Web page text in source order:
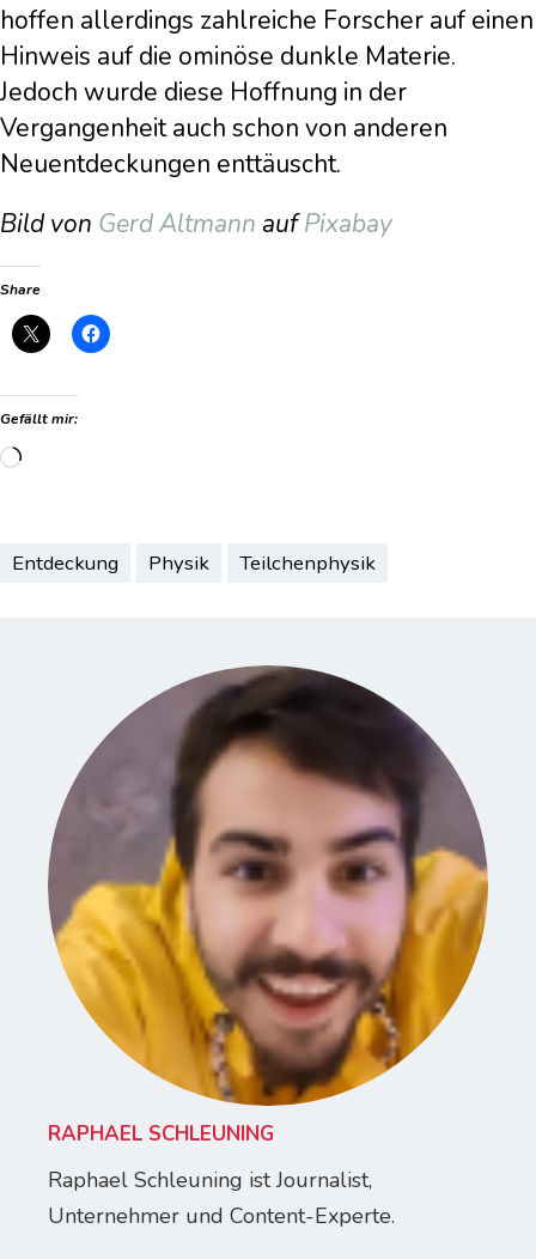
hoffen allerdings zahlreiche Forscher auf einen
Hinweis auf die ominöse dunkle Materie.
Jedoch wurde diese Hoffnung in der
Vergangenheit auch schon von anderen
Neuentdeckungen enttäuscht.
Bild von Gerd Altmann aufPixabay
Share
Gefällt mir:
Wird
Entdeckung Physik Teilchenphysik
RAPHAEL SCHLEUNING
Raphael Schleuning ist Journalist,
Unternehmer und Content-Experte.